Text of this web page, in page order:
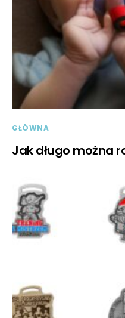
GŁÓWNA
Jak długo można